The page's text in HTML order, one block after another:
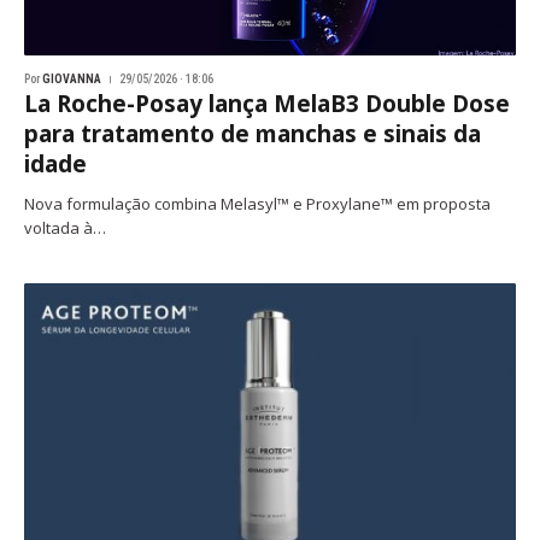
PorGIOVANNA 29/05/2026 · 18:06
La Roche-Posay lança MelaB3 Double Dose
para tratamento de manchas e sinais da
idade
Nova formulação combina Melasyl™ e Proxylane™ em proposta
voltada à…